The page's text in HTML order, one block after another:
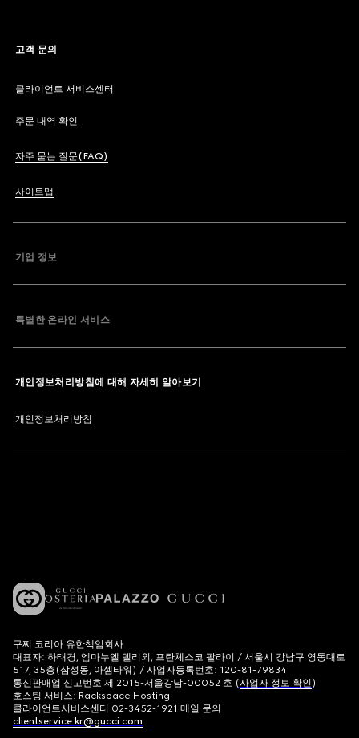
고객 문의
클라이언트 서비스센터
주문 내역 확인
자주 묻는 질문(FAQ)
사이트맵
기업 정보
특별한 온라인 서비스
개인정보처리방침에 대해 자세히 알아보기
개인정보처리방침
구찌 코리아 유한책임회사
대표자: 하태경, 엠마누엘 델리외, 프란체스코 팔라이 / 서울시 강남구 영동대로
517, 35층(삼성동, 아셈타워) / 사업자등록번호: 120-81-79834
통신판매업 신고번호 제 2015-서울강남-00052 호 (사업자 정보 확인)
호스팅 서비스: Rackspace Hosting
클라이언트서비스센터 02-3452-1921 메일 문의
clientservice.kr@gucci.com